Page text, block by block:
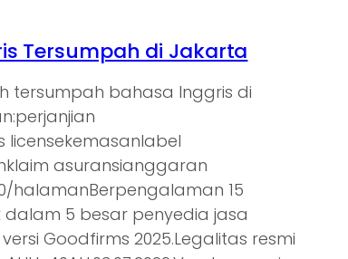
Tersumpah di Jakarta
tersumpah bahasa Inggris di
asuransianggaran
halamanBerpengalaman 15
dalam 5 besar penyedia jasa
Goodfirms 2025.Legalitas resmi